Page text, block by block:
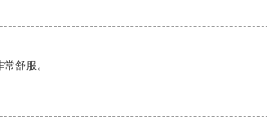
舒服。